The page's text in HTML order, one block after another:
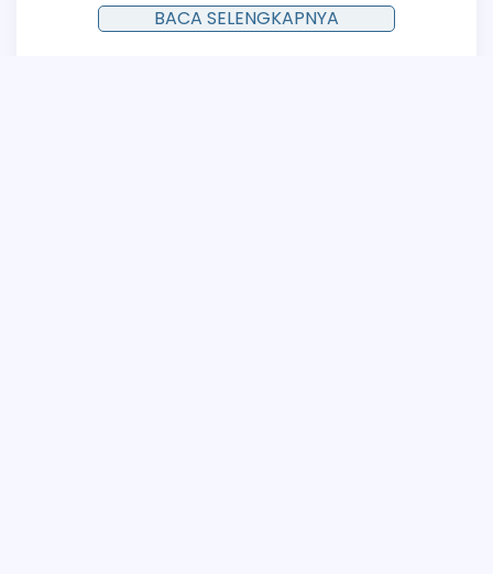
Pelindung kulit yang sehat dan terhidrasi
dengan baik cenderung tidak mudah
BACA SELENGKAPNYA